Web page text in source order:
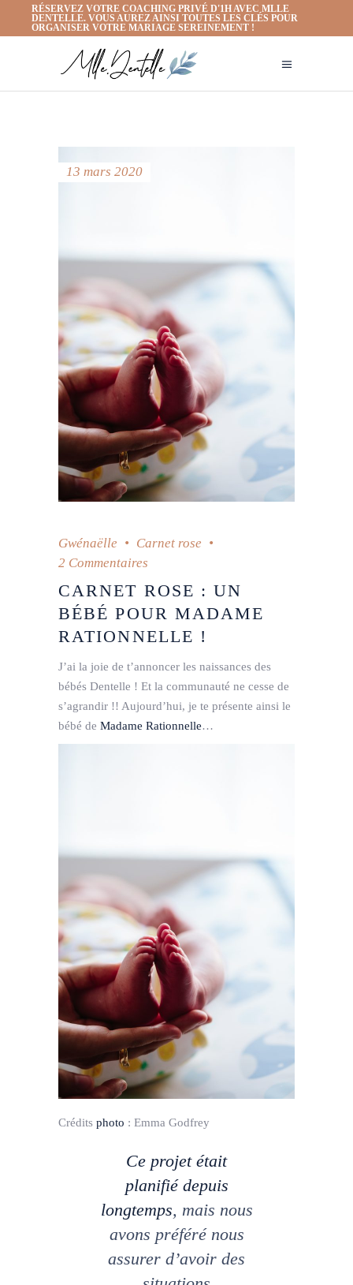
RÉSERVEZ VOTRE COACHING PRIVÉ D'1H AVEC MLLE
DENTELLE. VOUS AUREZ AINSI TOUTES LES CLÉS POUR
ORGANISER VOTRE MARIAGE SEREINEMENT !
13 mars 2020
Gwénaëlle
Carnet rose
2 Commentaires
CARNET ROSE : UN
BÉBÉ POUR MADAME
RATIONNELLE !
J’ai la joie de t’annoncer les naissances des
bébés Dentelle ! Et la communauté ne cesse de
s’agrandir !! Aujourd’hui, je te présente ainsi le
bébé de Madame Rationnelle…
Crédits photo : Emma Godfrey
Ce projet était
planifié depuis
longtemps, mais nous
avons préféré nous
assurer d’avoir des